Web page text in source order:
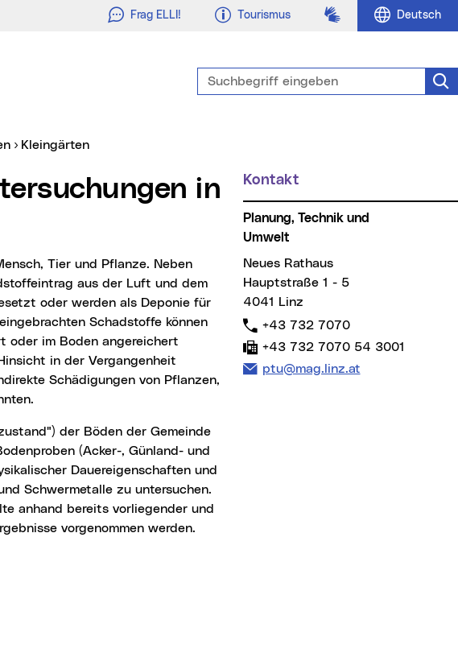
Frag ELLI! Tourismus Gebärdensprache
Deutsch
Suchbegriff eingeben
Kleingärten
aus der Luft und dem
oder werden als Deponie für
Schadstoffe können
oder im Boden angereichert
in der Vergangenheit
Schädigungen von Pflanzen,
(Acker-, Günland- und
Dauereigenschaften und
Schwermetalle zu untersuchen.
anhand bereits vorliegender und
vorgenommen werden.
Kontakt
Planung, Technik und
Umwelt
Neues Rathaus
Hauptstraße 1 - 5
4041 Linz
Telefon:
+43 732 7070
Fax:
+43 732 7070 54 3001
E-Mail Adresse:
ptu@mag.linz.at